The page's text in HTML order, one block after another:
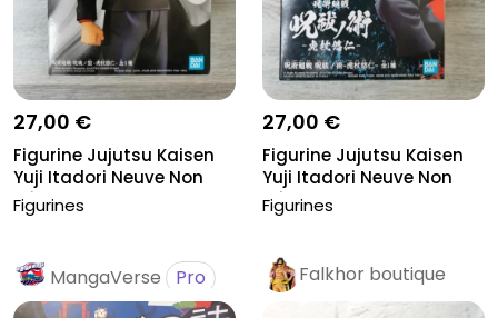
27,00 €
Figurine Jujutsu Kaisen
Yuji Itadori Neuve Non
Déb...
Figurines
27,00 €
Figurine Jujutsu Kaisen
Yuji Itadori Neuve Non
Déb...
Figurines
MangaVerse Pro
Falkhor boutique
Pro